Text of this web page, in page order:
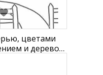
цветами
и деревом